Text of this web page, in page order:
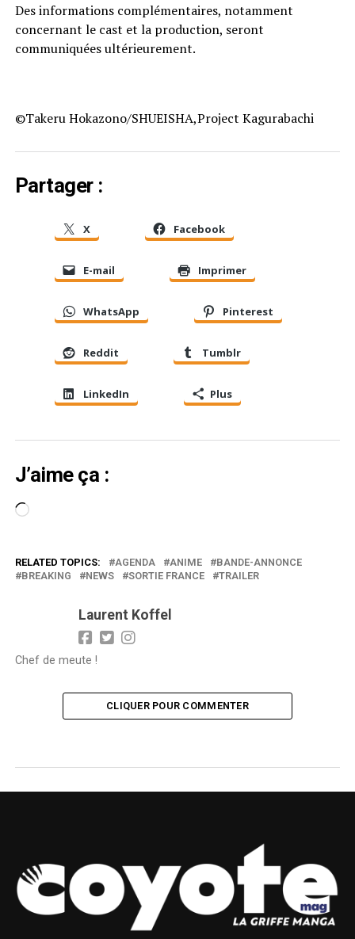
Des informations complémentaires, notamment
concernant le cast et la production, seront
communiquées ultérieurement.
©Takeru Hokazono/SHUEISHA,Project Kagurabachi
Partager :
X Facebook
E-mail Imprimer
WhatsApp Pinterest
Reddit Tumblr
LinkedIn Plus
J’aime ça :
Chargement…
RELATED TOPICS: AGENDA ANIME
BANDE-ANNONCE
BREAKING
NEWS SORTIE FRANCE TRAILER
Laurent Koffel
Chef de meute !
CLIQUER POUR COMMENTER